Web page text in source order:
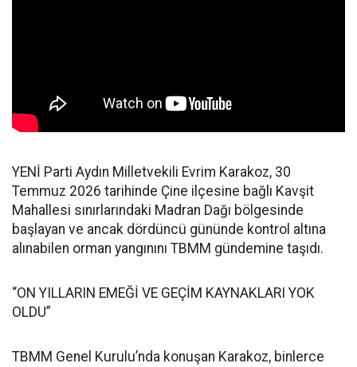
YENİ Parti Aydın Milletvekili Evrim Karakoz, 30
Temmuz 2026 tarihinde Çine ilçesine bağlı Kavşit
Mahallesi sınırlarındaki Madran Dağı bölgesinde
başlayan ve ancak dördüncü gününde kontrol altına
alınabilen orman yangınını TBMM gündemine taşıdı.
“ON YILLARIN EMEĞİ VE GEÇİM KAYNAKLARI YOK
OLDU”
TBMM Genel Kurulu’nda konuşan Karakoz, binlerce